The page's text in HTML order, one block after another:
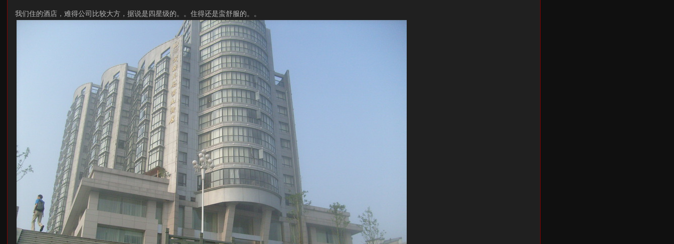
我们住的酒店，难得公司比较大方，据说是四星级的。。住得还是蛮舒服的。。